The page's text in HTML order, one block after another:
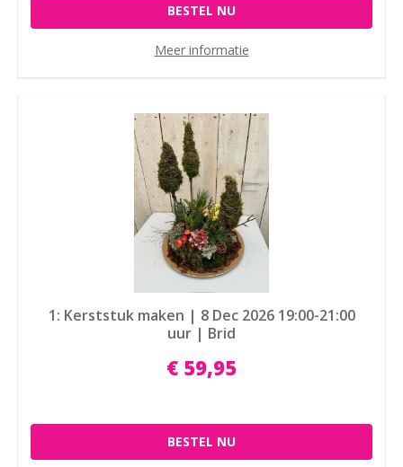
Meer informatie
BESTEL NU
1: Kerststuk maken | 8 Dec 2026 19:00-21:00
uur | Brid
€ 59,95
BESTEL NU